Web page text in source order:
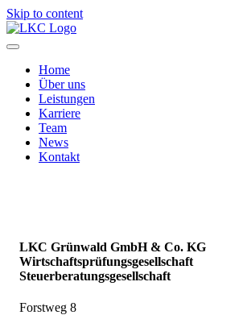
Skip to content
Home
Über uns
Leistungen
Karriere
Team
News
Kontakt
LKC Grünwald GmbH & Co. KG
Wirtschaftsprüfungsgesellschaft
Steuerberatungsgesellschaft
Forstweg 8